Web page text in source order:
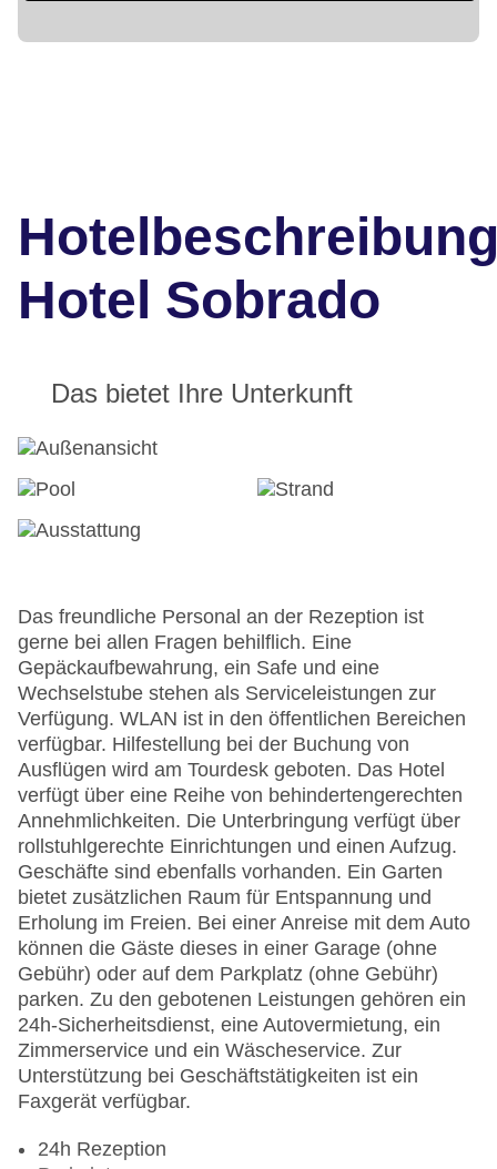
Hotel Sobrado
Das bietet Ihre Unterkunft
Das freundliche Personal an der Rezeption ist
gerne bei allen Fragen behilflich. Eine
Gepäckaufbewahrung, ein Safe und eine
Wechselstube stehen als Serviceleistungen zur
Verfügung. WLAN ist in den öffentlichen Bereichen
verfügbar. Hilfestellung bei der Buchung von
Ausflügen wird am Tourdesk geboten. Das Hotel
verfügt über eine Reihe von behindertengerechten
Annehmlichkeiten. Die Unterbringung verfügt über
rollstuhlgerechte Einrichtungen und einen Aufzug.
Geschäfte sind ebenfalls vorhanden. Ein Garten
bietet zusätzlichen Raum für Entspannung und
Erholung im Freien. Bei einer Anreise mit dem Auto
können die Gäste dieses in einer Garage (ohne
Gebühr) oder auf dem Parkplatz (ohne Gebühr)
parken. Zu den gebotenen Leistungen gehören ein
24h-Sicherheitsdienst, eine Autovermietung, ein
Zimmerservice und ein Wäscheservice. Zur
Unterstützung bei Geschäftstätigkeiten ist ein
Faxgerät verfügbar.
24h Rezeption